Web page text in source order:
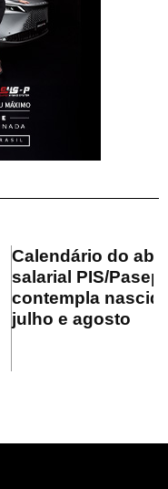
Calendário do
salarial PIS/Pasep
contempla
julho e agosto